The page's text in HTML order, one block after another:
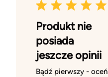
Produkt nie
posiada
jeszcze opinii
Bądź pierwszy - oceń